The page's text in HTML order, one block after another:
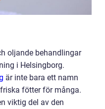
oljande behandlingar
i Helsingborg.
är inte bara ett namn
fötter för många.
viktig del av den